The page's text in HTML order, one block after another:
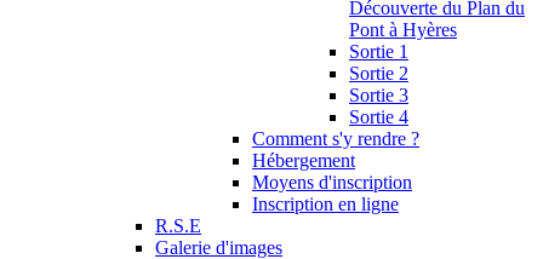
Découverte du Plan du
Pont à Hyères
Sortie 1
Sortie 2
Sortie 3
Sortie 4
Comment s'y rendre ?
Hébergement
Moyens d'inscription
Inscription en ligne
R.S.E
Galerie d'images